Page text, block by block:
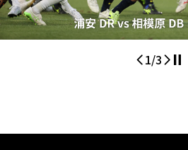
1/3